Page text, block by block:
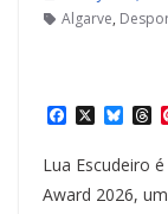
Algarve,
e
b
X B
u
e
s
T
r
e
a
Lua Escudeiro
Award 2026,